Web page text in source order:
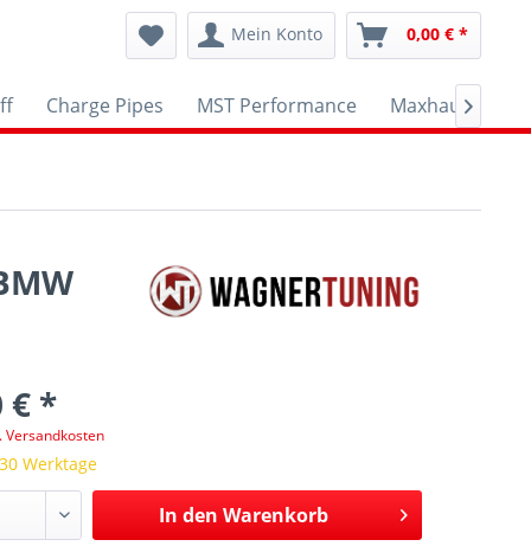
Mein Konto 0,00 € *
Charge Pipes MST Performance Maxhaust

€ *
Versandkosten
Werktage
In den Warenkorb